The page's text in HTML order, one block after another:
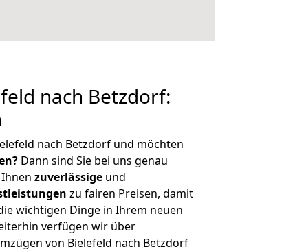
nach Betzdorf:
nach Betzdorf und möchten
Dann sind Sie bei uns genau
zuverlässige und
zu fairen Preisen, damit
wichtigen Dinge in Ihrem neuen
verfügen wir über
von Bielefeld nach Betzdorf